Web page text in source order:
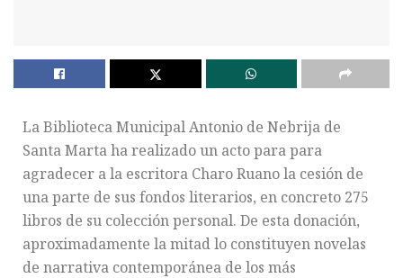
La Biblioteca Municipal Antonio de Nebrija de
Santa Marta ha realizado un acto para para
agradecer a la escritora Charo Ruano la cesión de
una parte de sus fondos literarios, en concreto 275
libros de su colección personal. De esta donación,
aproximadamente la mitad lo constituyen novelas
de narrativa contemporánea de los más